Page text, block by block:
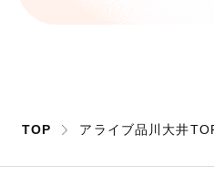
TOP アライブ品川大井